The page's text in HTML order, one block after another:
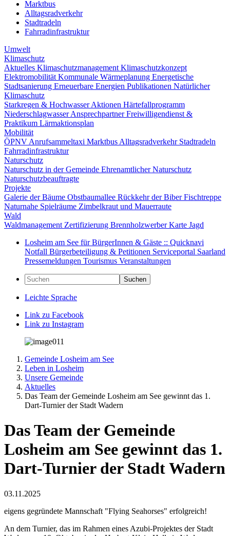
Marktbus
Alltagsradverkehr
Stadtradeln
Fahrradinfrastruktur
Umwelt
Klimaschutz
Aktuelles Klimaschutzmanagement Klimaschutzkonzept
Elektromobilität Kommunale Wärmeplanung Energetische
Stadtsanierung Erneuerbare Energien Publikationen Natürlicher
Klimaschutz
Starkregen & HochwasserAktionen Härtefallprogramm
NiederschlagwasserAnsprechpartnerFreiwilligendienst &
Praktikum Lärmaktionsplan
Mobilität
ÖPNV Anrufsammeltaxi Marktbus Alltagsradverkehr Stadtradeln
Fahrradinfrastruktur
Naturschutz
Naturschutz in der Gemeinde Ehrenamtlicher Naturschutz
Naturschutzbeauftragte
Projekte
Galerie der Bäume Obstbaumallee Rückkehr der BiberFischtreppe
Naturnahe Spielräume Zimbelkraut und Mauerraute
Wald
Waldmanagement Zertifizierung BrennholzwerberKarte Jagd
Losheim am See für BürgerInnen & Gäste :: Quicknavi
Notfall Bürgerbeteiligung & Petitionen Serviceportal Saarland
Pressemeldungen Tourismus Veranstaltungen
Suchen
Leichte Sprache
Link zu Facebook
Link zu Instagram
Gemeinde Losheim am See
Leben in Losheim
Unsere Gemeinde
Aktuelles
Das Team der Gemeinde Losheim am See gewinnt das 1.
Dart-Turnier der Stadt Wadern
Das Team der Gemeinde
Losheim am See gewinnt das 1.
Dart-Turnier der Stadt Wadern
03.11.2025
eigens gegründete Mannschaft "Flying Seahorses" erfolgreich!
An dem Turnier, das im Rahmen eines Azubi-Projektes der Stadt